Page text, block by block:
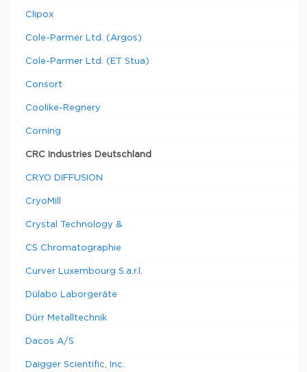
Clipox
Cole-Parmer Ltd. (Argos)
Cole-Parmer Ltd. (ET Stua)
Consort
Coolike-Regnery
Corning
CRC Industries Deutschland
CRYO DIFFUSION
CryoMill
Crystal Technology &
CS Chromatographie
Curver Luxembourg S.a.r.l.
Dülabo Laborgeräte
Dürr Metalltechnik
Dacos A/S
Daigger Scientific, Inc.